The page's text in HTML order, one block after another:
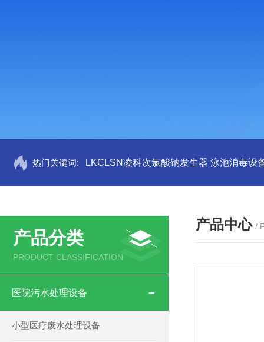
热门关键词: LKCLSN凌科次氯酸钠发生器 泳池消毒设
产品分类
PRODUCT CLASSIFICATION
医院污水处理设备
小型医疗废水处理设备
产品中心 /